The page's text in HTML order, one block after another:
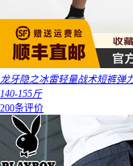
龙牙隐之冰雷轻量战术短裤弹
140-155斤
200条评价